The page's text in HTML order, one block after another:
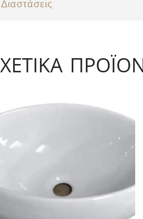
Διαστάσεις